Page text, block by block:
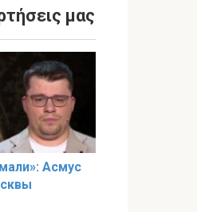
μας
Асмус